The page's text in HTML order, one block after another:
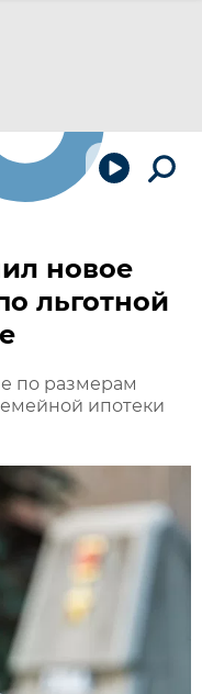
новое
льготной
по размерам
ипотеки